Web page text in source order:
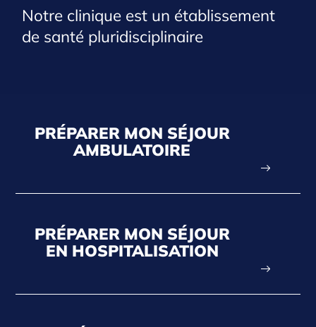
Notre clinique est un établissement
de santé pluridisciplinaire
PRÉPARER MON SÉJOUR
AMBULATOIRE
PRÉPARER MON SÉJOUR
EN HOSPITALISATION